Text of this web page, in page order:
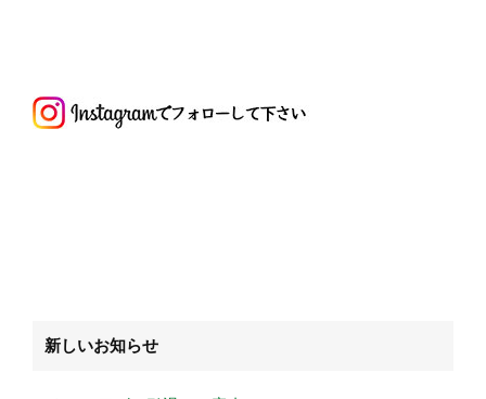
新しいお知らせ